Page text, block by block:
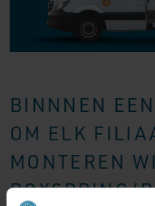
BINNNEN
OM ELK
MONTEREN
BOXSPRING/